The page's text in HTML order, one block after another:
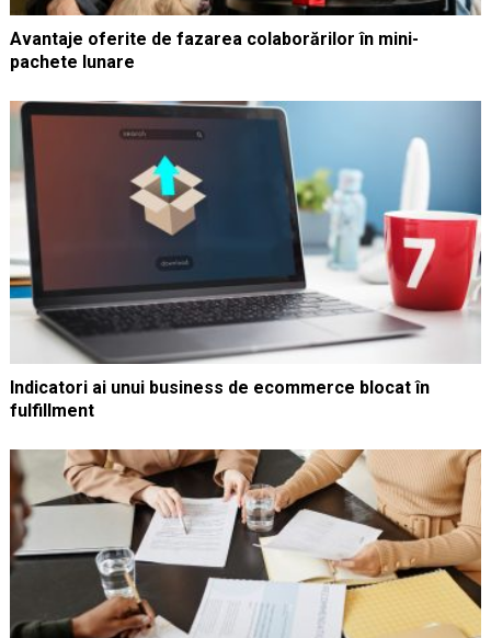
Avantaje oferite de fazarea colaborărilor în mini-
pachete lunare
Indicatori ai unui business de ecommerce blocat în
fulfillment